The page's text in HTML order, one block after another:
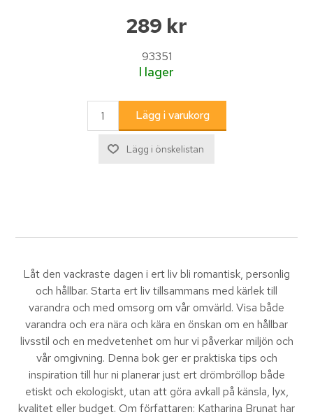
289 kr
93351
I lager
Låt den vackraste dagen i ert liv bli romantisk, personlig
och hållbar. Starta ert liv tillsammans med kärlek till
varandra och med omsorg om vår omvärld. Visa både
varandra och era nära och kära en önskan om en hållbar
livsstil och en medvetenhet om hur vi påverkar miljön och
vår omgivning. Denna bok ger er praktiska tips och
inspiration till hur ni planerar just ert drömbröllop både
etiskt och ekologiskt, utan att göra avkall på känsla, lyx,
kvalitet eller budget. Om författaren: Katharina Brunat har